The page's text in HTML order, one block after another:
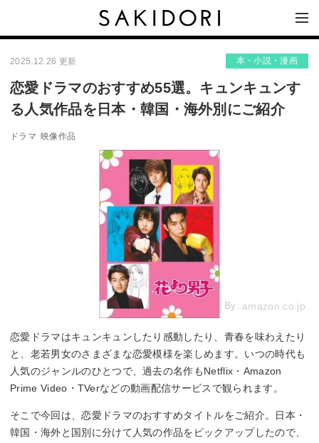
2025.12.26 更新 本・小説・漫画
恋愛ドラマのおすすめ55選。キュンキュンす
る人気作品を日本・韓国・海外別にご紹介
ドラマ 映像作品
By: amazon.co.jp
恋愛ドラマはキュンキュンしたり感動したり、青春を味わえたり
と、老若男女のさまざまな恋愛模様を楽しめます。いつの時代も
人気のジャンルのひとつで、過去の名作もNetflix・Amazon
Prime Video・TVerなどの動画配信サービスで観られます。
そこで今回は、恋愛ドラマのおすすめタイトルをご紹介。日本・
韓国・海外と国別に分けて人気の作品をピックアップしたので、